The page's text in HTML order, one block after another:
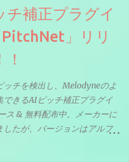
チ補正プラグイ
」リリ
ッチを検出し、Melodyneのよ
できるAIピッチ補正プラグイ
ス & 無料配布中。メーカーに
たが、バージョンはアルフ